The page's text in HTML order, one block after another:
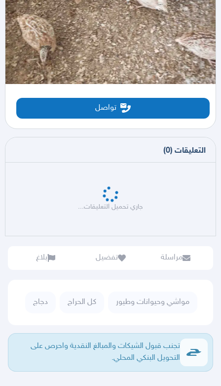
تواصل
التعليقات (
0
)
جاري تحميل التعليقات...
مراسلة تفضيل بلاغ
مواشي وحيوانات وطيور كل الحراج دجاج
تجنب قبول الشيكات والمبالغ النقدية واحرص على
التحويل البنكي المحلي.